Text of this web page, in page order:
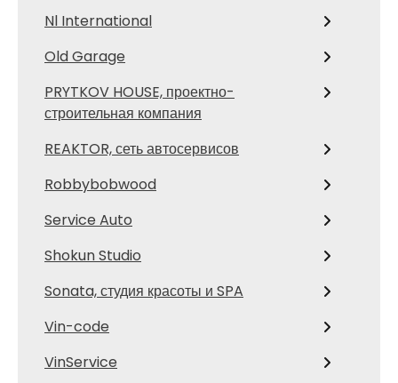
Nl International
Old Garage
PRYTKOV HOUSE, проектно-
строительная компания
REAKTOR, сеть автосервисов
Robbybobwood
Service Auto
Shokun Studio
Sonata, студия красоты и SPA
Vin-code
VinService